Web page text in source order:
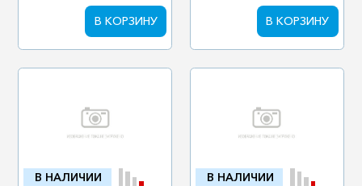
В КОРЗИНУ В КОРЗИНУ
В НАЛИЧИИ В НАЛИЧИИ